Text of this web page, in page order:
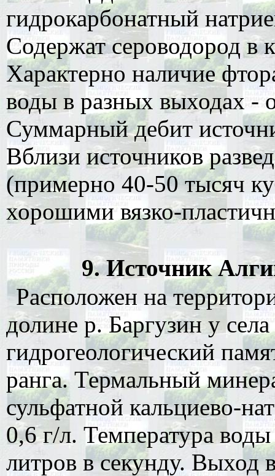
гидрокарбонатный
Содержат сероводород в
Характерно наличие
воды в разных выходах -
Суммарный дебит
Вблизи источников
(примерно 40-50 тысяч
хорошими вязко-
9. Источник
Расположен на
долине р. Баргузин у
гидрогеологический
ранга. Термальный
сульфатной кальциево-
0,6 г/л. Температура
литров в секунду. Выход